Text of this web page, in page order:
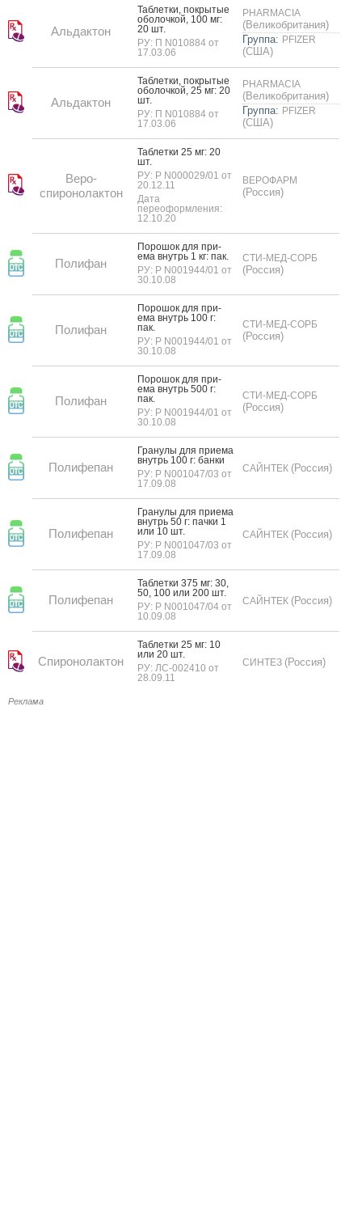
Альдактон
Таб­летки, пок­ры­тые
обо­лоч­кой, 100 мг:
20 шт.
РУ: П N010884 от
17.03.06
PHARMACIA
(Великобритания)
Группа: PFIZER
(США)
Альдактон
Таб­летки, пок­ры­тые
обо­лоч­кой, 25 мг: 20
шт.
РУ: П N010884 от
17.03.06
PHARMACIA
(Великобритания)
Группа: PFIZER
(США)
Веро-
спиронолактон
Таб­летки 25 мг: 20
шт.
РУ: Р N000029/01 от
20.12.11
Дата
переоформления:
12.10.20
ВЕРОФАРМ
(Россия)
Полифан
По­рошок для при­
ема внутрь 1 кг: пак.
РУ: Р N001944/01 от
30.10.08
СТИ-МЕД-СОРБ
(Россия)
Полифан
По­рошок для при­
ема внутрь 100 г:
пак.
РУ: Р N001944/01 от
30.10.08
СТИ-МЕД-СОРБ
(Россия)
Полифан
По­рошок для при­
ема внутрь 500 г:
пак.
РУ: Р N001944/01 от
30.10.08
СТИ-МЕД-СОРБ
(Россия)
Полифепан
Гра­нулы для при­ема
внутрь 100 г: бан­ки
РУ: Р N001047/03 от
17.09.08
САЙНТЕК (Россия)
Полифепан
Гра­нулы для при­ема
внутрь 50 г: пач­ки 1
или 10 шт.
РУ: Р N001047/03 от
17.09.08
САЙНТЕК (Россия)
Полифепан
Таб­летки 375 мг: 30,
50, 100 или 200 шт.
РУ: Р N001047/04 от
10.09.08
САЙНТЕК (Россия)
Спиронолактон
Таб­летки 25 мг: 10
или 20 шт.
РУ: ЛС-002410 от
28.09.11
СИНТЕЗ (Россия)
Реклама